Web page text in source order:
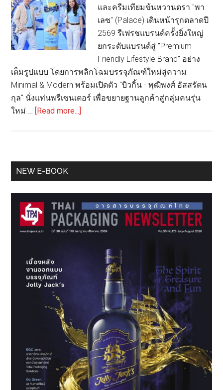
และครีมเทียมข้นหวานตรา "พา
เลซ" (Palace) เดินหน้ารุกตลาดปี
2569 รีเฟรชแบรนด์ครั้งยิ่งใหญ่
ยกระดับแบรนด์สู่ "Premium
Friendly Lifestyle Brand" อย่าง
เต็มรูปแบบ โดยการพลิกโฉมบรรจุภัณฑ์ใหม่สู่ความ
Minimal & Modern พร้อมเปิดตัว "บิวกิ้น - พุฒิพงศ์ อัสสรัตน
กุล" นั่งแท่นพรีเซนเตอร์ เพื่อขยายฐานลูกค้าสู่กลุ่มคนรุ่น
ใหม่ …
[Read more...]
รอบ
ทุ่ม
100
ล้าน
แบรนด์
บรรจุ
ภัณฑ์
ใหม่
สู่
ความ
Minimal
Primary
NEW E-BOOK